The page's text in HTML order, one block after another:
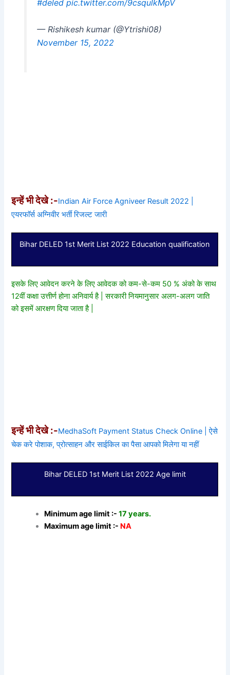
#deled pic.twitter.com/9csqulkMpV
— Rishikesh kumar (@Ytrishi08)
November 15, 2022
इन्हें भी देखे :-Indian Air Force Agniveer Result 2022 |
एयरफाॅर्स अग्निवीर भर्ती रिजल्ट जारी
Bihar DELED 1st Merit List 2022 Education qualification
इसके लिए आवेदन करने के लिए आवेदक को कम-से-कम 50 % अंको के साथ
12वीं कक्षा उत्तीर्ण होना अनिवार्य है | सरकारी नियमानुसार अलग-अलग जाति
को इसमें आरक्षण दिया जाता है |
इन्हें भी देखे :-MedhaSoft Payment Status Check Online | ऐसे
चेक करे पोशाक, प्रोत्साहन और साईकिल का पैसा आपको मिलेगा या नहीं
Bihar DELED 1st Merit List 2022 Age limit
Minimum age limit :-17 years.
Maximum age limit :- NA